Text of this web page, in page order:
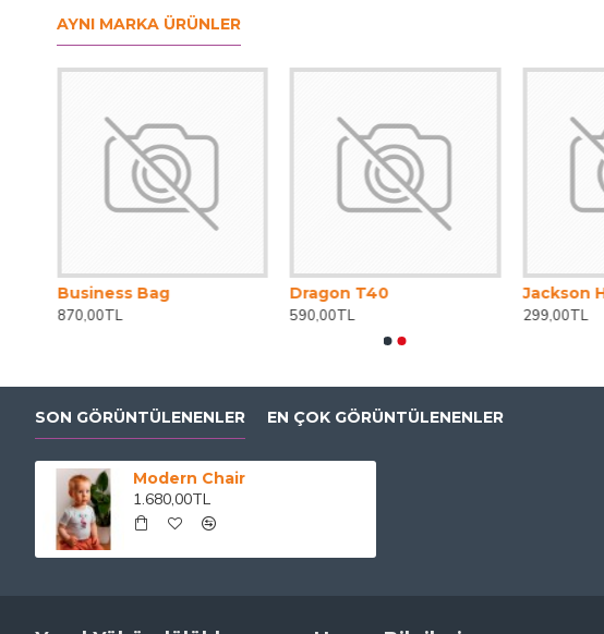
AYNI MARKA ÜRÜNLER
Business Bag
870,00TL
Dragon T40
590,00TL
Jackson
299,00TL
SON GÖRÜNTÜLENENLER EN ÇOK GÖRÜNTÜLENENLER
Modern Chair
1.680,00TL